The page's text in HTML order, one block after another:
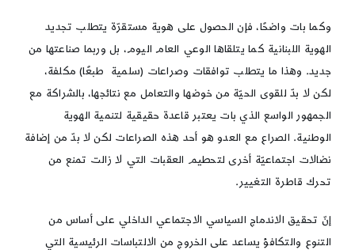
وكما بات واضحًا، فإن الحصول على هوية مستقرّة يتطلب تجديد
الهوية اللبنانية كما يتلقاها الوعي العام اليوم، بل وربما صناعتها من
جديد. وهذا ما يتطلب توافقات وصراعات (سلمية طبعًا) مكلفة،
لكن لا بدّ للقوى الحيّة من خوضها والتعامل مع نتائجها، بالشراكة مع
الجمهور الواسع الذي بات يعتبر قاعدة حقيقية لتنمية الهوية
الوطنية. الصراع مع العدو هو أحد هذه الصراعات لكن لا بدّ من إضافة
نضالات اجتماعيّة أخرى لتحطيم العقبات التي لا زالت تمنع من
تحرك قاطرة التغيير.
إنّ تحقيق الاندماج السياسي الاجتماعي الداخلي على أساس من
التنوع والتكافؤ يساعد على الخروج من الالتباسات الرئيسية التي